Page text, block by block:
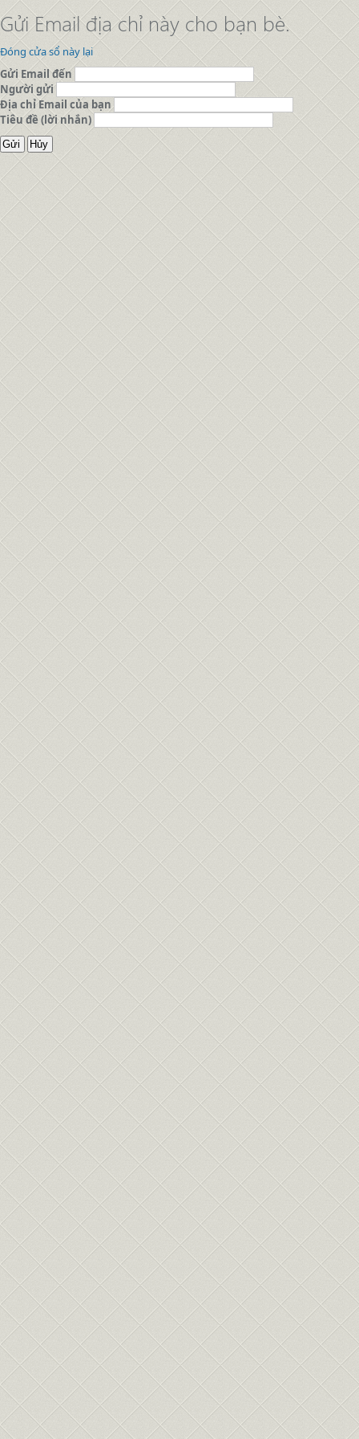
Gửi Email địa chỉ này cho bạn bè.
Đóng cửa sổ này lại
Gửi Email đến
Người gửi
Địa chỉ Email của bạn
Tiêu đề (lời nhắn)
Gửi Hủy